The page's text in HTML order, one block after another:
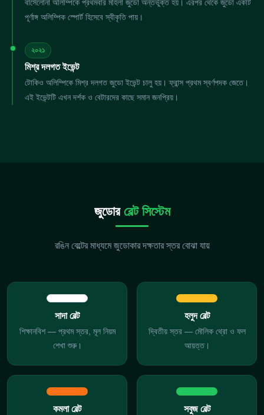
বার্সেলোনা অলিম্পিকে প্রথমবার মহিলা জুডো অন্তর্ভুক্ত হয়। এরপর থেকে জুডো একটি
পূর্ণাঙ্গ অলিম্পিক স্পোর্ট হিসেবে স্বীকৃতি পায়।
২০২১
মিশ্র দলগত ইভেন্ট
টোকিও অলিম্পিকে মিশ্র দলগত জুডো ইভেন্ট চালু হয়। ফ্রান্স প্রথম স্বর্ণপদক জেতে।
এই ইভেন্টটি এখন দর্শক ও বেটারদের কাছে সমান জনপ্রিয়।
জুডোর বেল্ট সিস্টেম
রঙিন বেল্টের মাধ্যমে জুডোকার দক্ষতার স্তর বোঝা যায়
সাদা বেল্ট
শিক্ষানবিশ — প্রথম স্তর, মূল নিয়ম
শেখা শুরু।
হলুদ বেল্ট
দ্বিতীয় স্তর — মৌলিক থ্রো ও ফল
আয়ত্ত।
কমলা বেল্ট সবুজ বেল্ট